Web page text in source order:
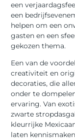
een
een
helpen om een
gasten en een
gekozen thema.
Een van de
creativiteit en
decoraties, die
onder te
ervaring. Van
zwarte
kleurrijke
laten